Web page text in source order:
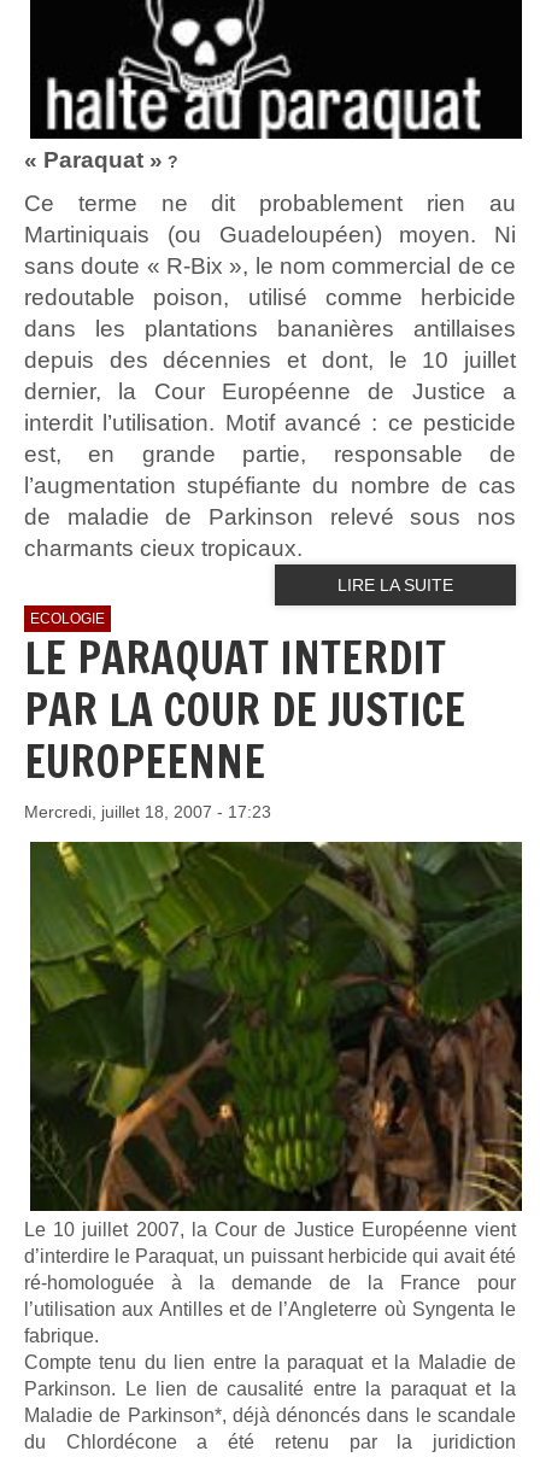
« Paraquat » ?
Ce terme ne dit probablement rien au
Martiniquais (ou Guadeloupéen) moyen. Ni
sans doute « R-Bix », le nom commercial de ce
redoutable poison, utilisé comme herbicide
dans les plantations bananières antillaises
depuis des décennies et dont, le 10 juillet
dernier, la Cour Européenne de Justice a
interdit l’utilisation. Motif avancé : ce pesticide
est, en grande partie, responsable de
l’augmentation stupéfiante du nombre de cas
de maladie de Parkinson relevé sous nos
charmants cieux tropicaux.
LIRE LA SUITE
ECOLOGIE
LE PARAQUAT INTERDIT
PAR LA COUR DE JUSTICE
EUROPEENNE
Mercredi, juillet 18, 2007 - 17:23
Le 10 juillet 2007, la Cour de Justice Européenne vient
d’interdire le Paraquat, un puissant herbicide qui avait été
ré-homologuée à la demande de la France pour
l’utilisation aux Antilles et de l’Angleterre où Syngenta le
fabrique.
Compte tenu du lien entre la paraquat et la Maladie de
Parkinson. Le lien de causalité entre la paraquat et la
Maladie de Parkinson*, déjà dénoncés dans le scandale
du Chlordécone a été retenu par la juridiction